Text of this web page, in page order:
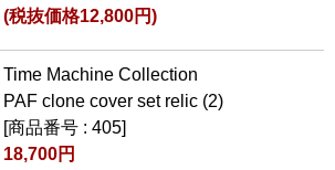
(税抜価格12,800円)
Time Machine Collection
PAF clone cover set relic (2)
[商品番号 : 405]
18,700円